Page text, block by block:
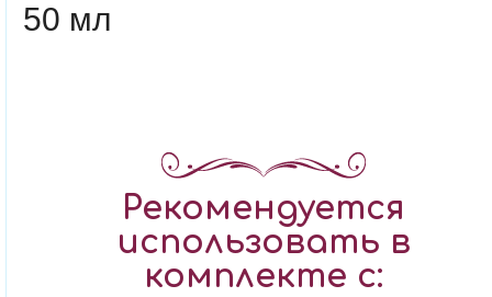
50 мл
Рекомендуется
использовать в
комплекте с: